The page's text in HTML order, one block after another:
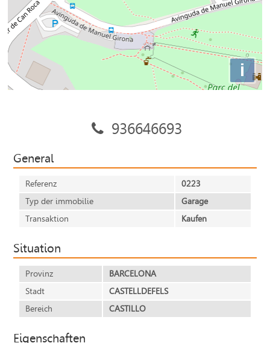
i
936646693
General
Referenz
0223
Typ der immobilie
Garage
Transaktion
Kaufen
Situation
Provinz
BARCELONA
Stadt
CASTELLDEFELS
Bereich
CASTILLO
Eigenschaften